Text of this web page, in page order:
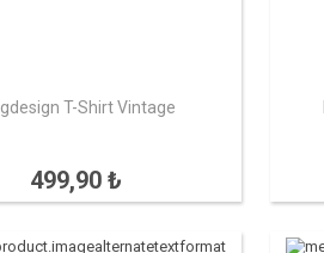
T-Shirt Vintage
499,90 ₺